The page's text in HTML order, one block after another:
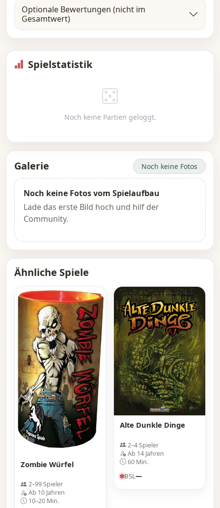
Optionale Bewertungen (nicht im
Gesamtwert)
Spielstatistik
Noch keine Partien geloggt.
Galerie Noch keine Fotos
Noch keine Fotos vom Spielaufbau
Lade das erste Bild hoch und hilf der
Community.
Ähnliche Spiele
Zombie Würfel
2–99 Spieler
Ab 10 Jahren
10–20 Min.
Alte Dunkle Dinge
2–4 Spieler
Ab 14 Jahren
60 Min.
BSL—